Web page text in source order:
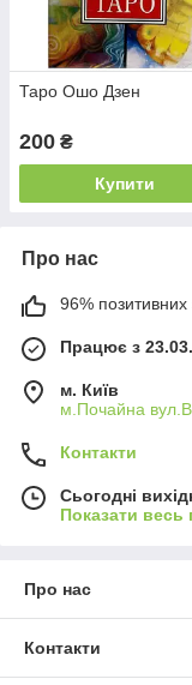
Таро Ошо Дзен
200 ₴
Купити
Про нас
96% позитивних
Працює з
м. Київ
м.Почайна
Контакти
Сьогодні
Показати весь
Про нас
Контакти